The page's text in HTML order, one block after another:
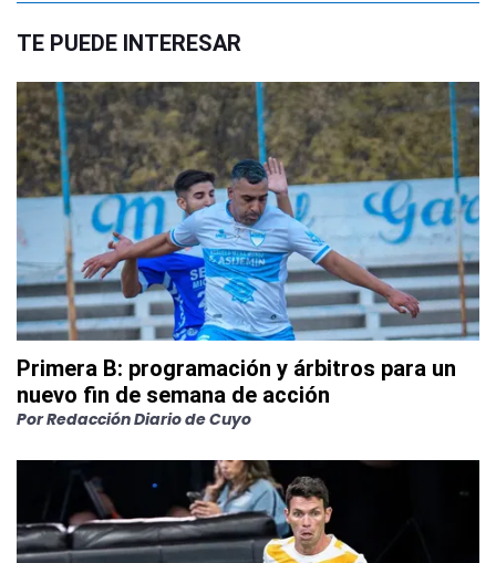
TE PUEDE INTERESAR
Primera B: programación y árbitros para un
nuevo fin de semana de acción
PorRedacción Diario de Cuyo